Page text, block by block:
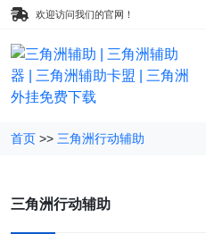
欢迎访问我们的官网！
首页 >> 三角洲行动辅助
三角洲行动辅助